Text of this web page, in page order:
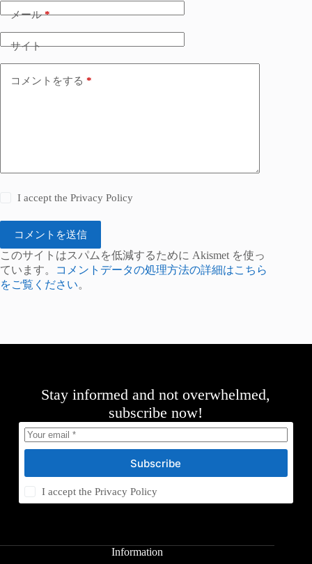
メール*
サイト
コメントをする *
I accept thePrivacy Policy
コメントを送信
このサイトはスパムを低減するために Akismet を使っ
ています。
コメントデータの処理方法の詳細はこちら
をご覧ください。
Stay informed and not overwhelmed,
subscribe now!
Subscribe
I accept thePrivacy Policy
Information